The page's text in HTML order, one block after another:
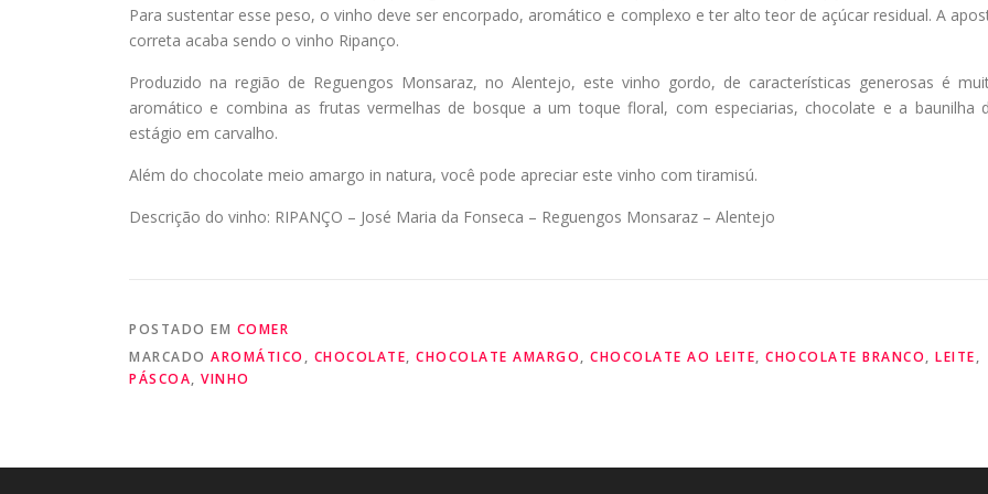
Para sustentar esse peso, o vinho deve ser encorpado, aromático e complexo e ter alto teor de açúcar residual. A
correta acaba sendo o vinho Ripanço.
Produzido na região de Reguengos Monsaraz, no Alentejo, este vinho gordo, de características generosas é
aromático e combina as frutas vermelhas de bosque a um toque floral, com especiarias, chocolate e a baunilha
estágio em carvalho.
Além do chocolate meio amargo in natura, você pode apreciar este vinho com tiramisú.
Descrição do vinho: RIPANÇO – José Maria da Fonseca – Reguengos Monsaraz – Alentejo
POSTADO EM COMER
MARCADO AROMÁTICO , CHOCOLATE, CHOCOLATE AMARGO, CHOCOLATE AO LEITE, CHOCOLATE BRANCO, LEITE,
PÁSCOA, VINHO